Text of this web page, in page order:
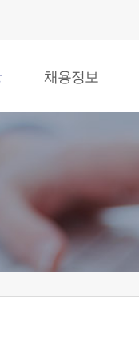
채용정보